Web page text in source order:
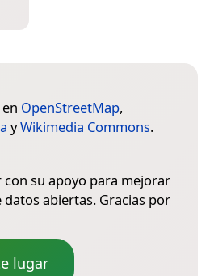
OpenStreetMap,
yWikimedia Commons.
su apoyo para mejorar
abiertas. Gracias por
lugar